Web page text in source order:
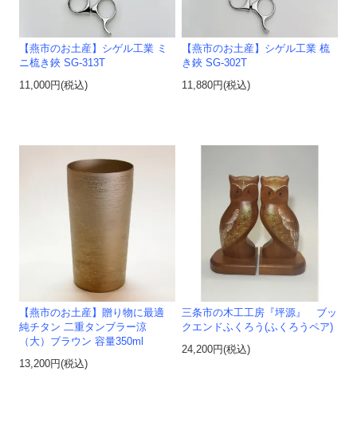
【燕市のお土産】シゲル工業 ミ
ニ梳き鋏 SG-313T
11,000円(税込)
【燕市のお土産】シゲル工業 梳
き鋏 SG-302T
11,880円(税込)
【燕市のお土産】贈り物に最適
純チタン 二重タンブラー涼
（大）ブラウン 容量350ml
13,200円(税込)
三条市の木工工房『坪源』 ブッ
クエンドふくろう(ふくろうペア)
24,200円(税込)